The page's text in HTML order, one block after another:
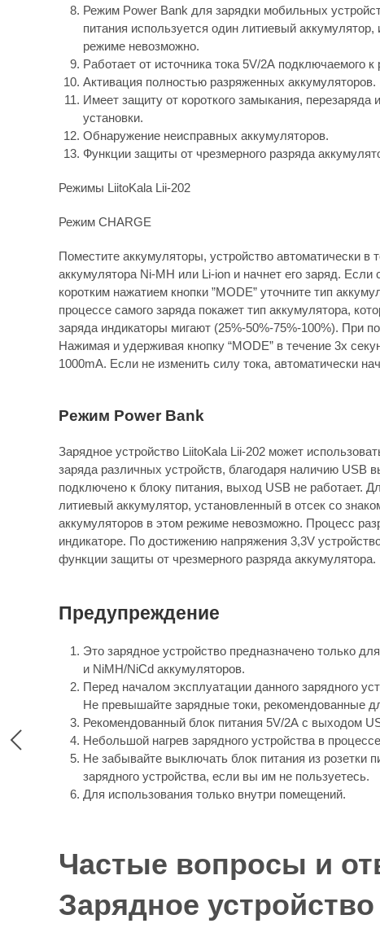
Режим Power Bank для зарядки мобильных
питания используется один литиевый
режиме невозможно.
Работает от источника тока 5V/2А подключаемого
Активация полностью разряженных аккумуляторов.
Имеет защиту от короткого замыкания, перезаряда
установки.
Обнаружение неисправных аккумуляторов.
Функции защиты от чрезмерного разряда
Режимы LiitoKala Lii-202
Режим CHARGE
Поместите аккумуляторы, устройство автоматически в
аккумулятора Ni-MH или Li-ion и начнет его заряд. Если
коротким нажатием кнопки ”MODE” уточните тип
процессе самого заряда покажет тип аккумулятора,
заряда индикаторы мигают (25%-50%-75%-100%). При
Нажимая и удерживая кнопку “MODE” в течение 3х
1000mA. Если не изменить силу тока, автоматически
Режим Power Bank
Зарядное устройство LiitoKala Lii-202 может
заряда различных устройств, благодаря наличию USB
подключено к блоку питания, выход USB не работает.
литиевый аккумулятор, установленный в отсек со
аккумуляторов в этом режиме невозможно. Процесс
индикаторе. По достижению напряжения 3,3V
функции защиты от чрезмерного разряда аккумулятора.
Предупреждение
Это зарядное устройство предназначено только
и NiMH/NiCd аккумуляторов.
Перед началом эксплуатации данного зарядного
Не превышайте зарядные токи, рекомендованные
Рекомендованный блок питания 5V/2А с выходом
Небольшой нагрев зарядного устройства в
Не забывайте выключать блок питания из розетки
зарядного устройства, если вы им не пользуетесь.
Для использования только внутри помещений.
Частые вопросы и
Зарядное